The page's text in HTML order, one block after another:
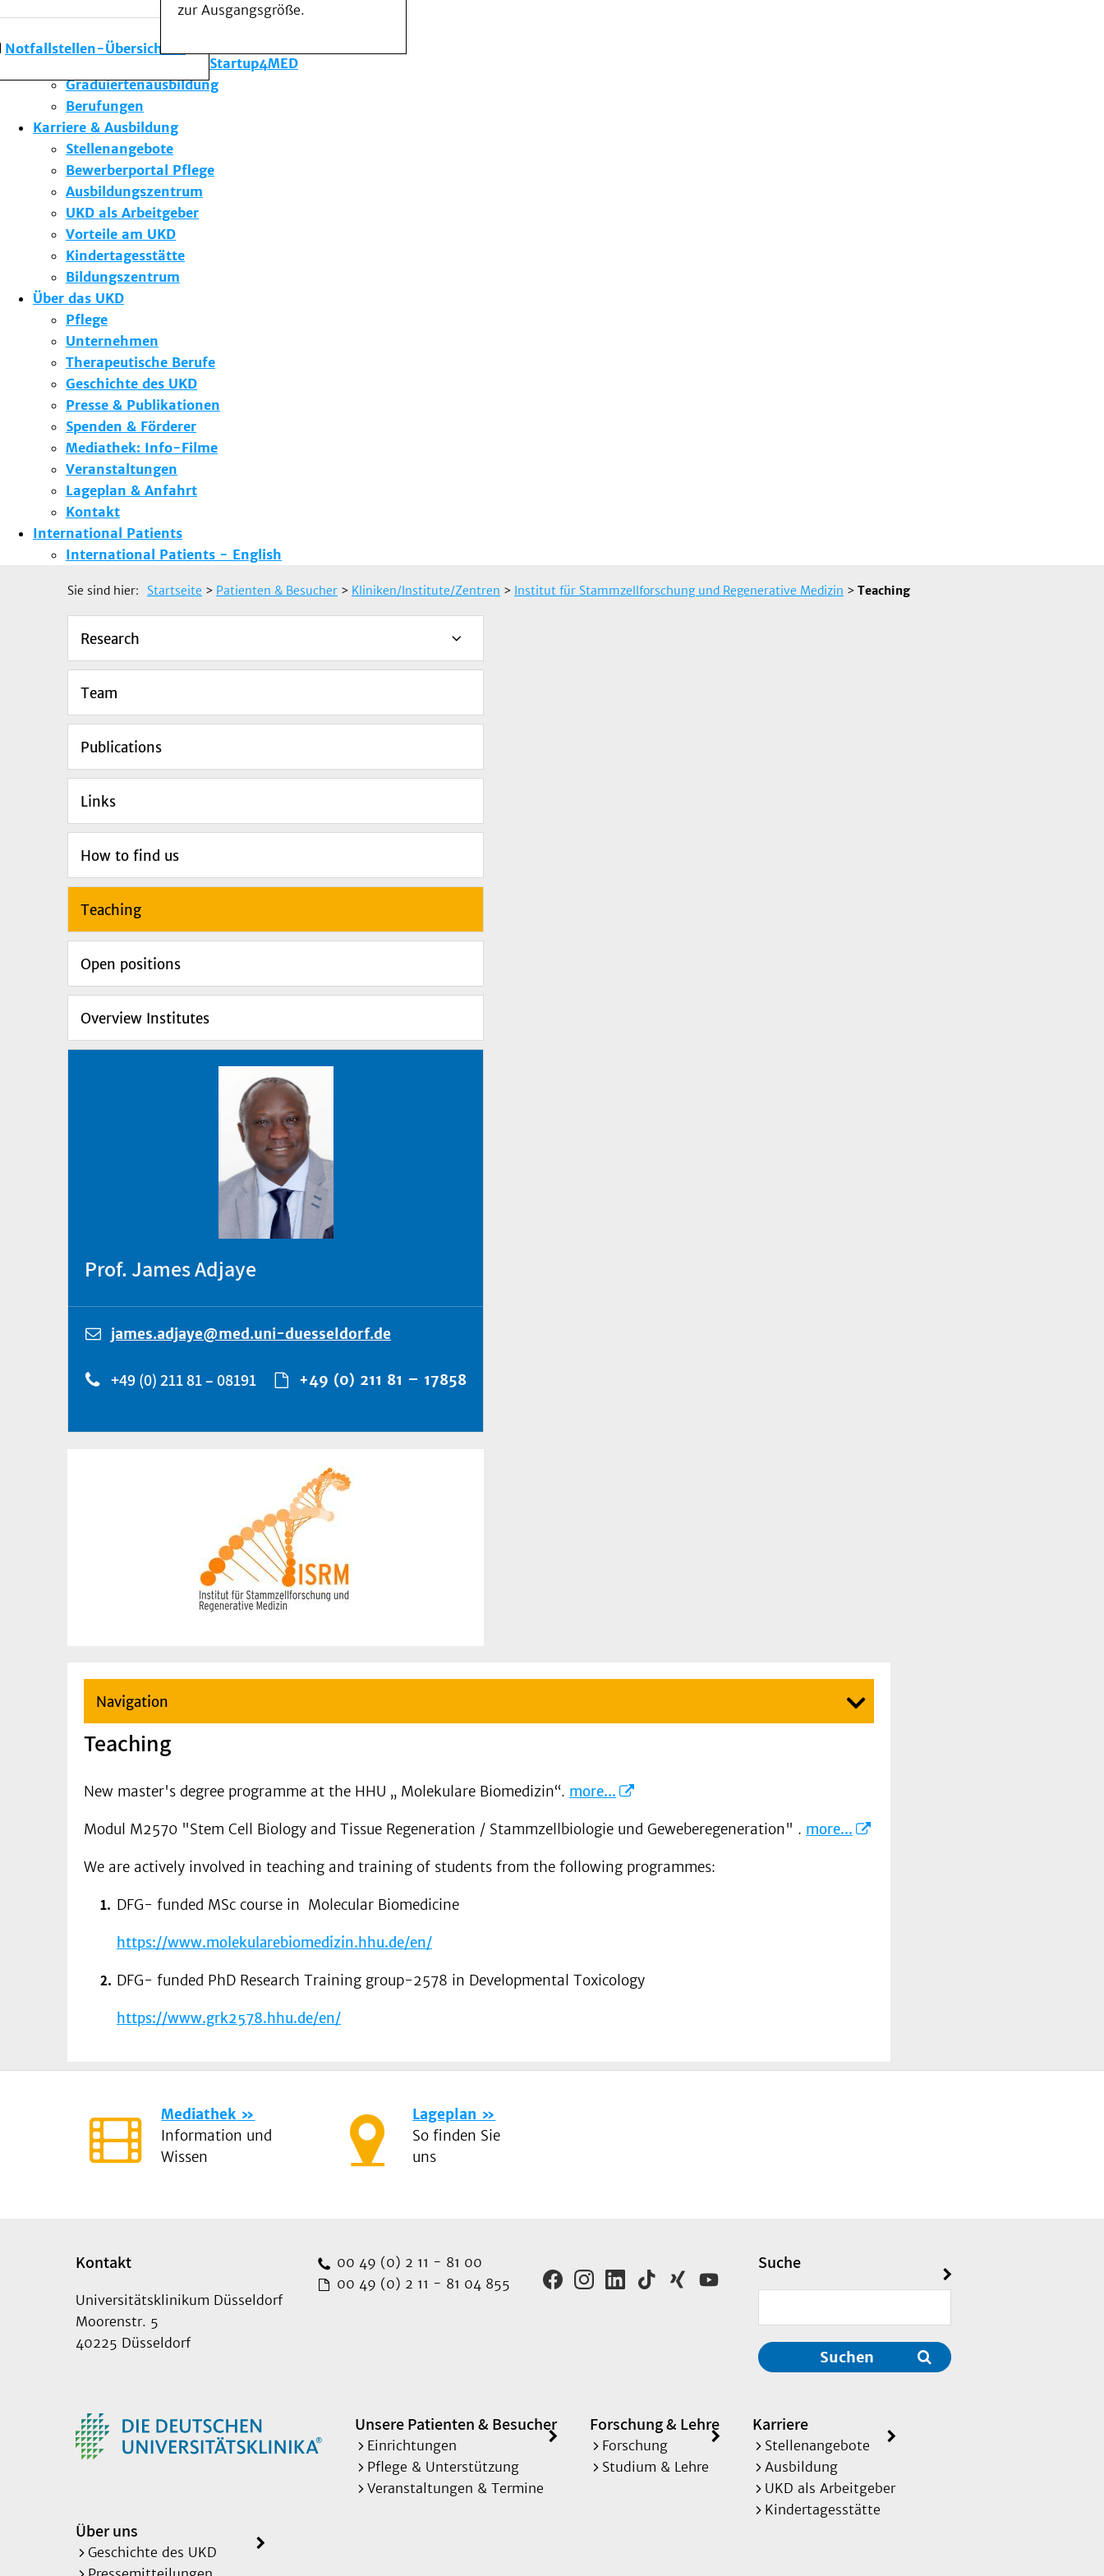
Notfallstellen-Übersicht
zur Ausgangsgröße.
Forschung am UKD
Studium & Lehre
Gründungsförderung Startup4MED
Graduiertenausbildung
Berufungen
Karriere & Ausbildung
Stellenangebote
Bewerberportal Pflege
Ausbildungszentrum
UKD als Arbeitgeber
Vorteile am UKD
Kindertagesstätte
Bildungszentrum
Über das UKD
Pflege
Unternehmen
Therapeutische Berufe
Geschichte des UKD
Presse & Publikationen
Spenden & Förderer
Mediathek: Info-Filme
Veranstaltungen
Lageplan & Anfahrt
Kontakt
International Patients
International Patients - English
Sie sind hier: Startseite > Patienten & Besucher > Kliniken/Institute/Zentren > Institut für Stammzellforschung und Regenerative Medizin > Teaching
Research
Team
Publications
Links
How to find us
Teaching
Open positions
Overview Institutes
Prof. James Adjaye
james.adjaye@med.uni-duesseldorf.de
+49 (0) 211 81 – 08191 +49 (0) 211 81 – 17858
Navigation
Teaching
New master's degree programme at the HHU „ Molekulare Biomedizin“. more...
Modul M2570 "Stem Cell Biology and Tissue Regeneration / Stammzellbiologie und Geweberegeneration" . more...
We are actively involved in teaching and training of students from the following programmes:
DFG- funded MSc course in Molecular Biomedicine
https://www.molekularebiomedizin.hhu.de/en/
DFG- funded PhD Research Training group-2578 in Developmental Toxicology
https://www.grk2578.hhu.de/en/
Mediathek
Information und
Wissen
Lageplan
So finden Sie
uns
Kontakt
Universitätsklinikum Düsseldorf
Moorenstr. 5
40225 Düsseldorf
00 49 (0) 2 11 - 81 00
00 49 (0) 2 11 - 81 04 855
Suche
Suchen
Unsere Patienten & Besucher
Einrichtungen
Pflege & Unterstützung
Veranstaltungen & Termine
Forschung & Lehre
Forschung
Studium & Lehre
Karriere
Stellenangebote
Ausbildung
UKD als Arbeitgeber
Kindertagesstätte
Über uns
Geschichte des UKD